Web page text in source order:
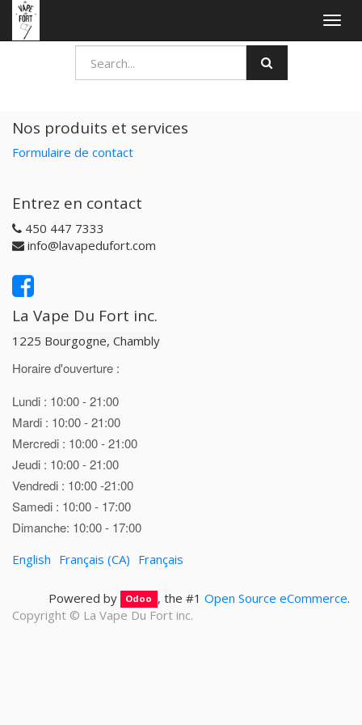
Nos produits et services
Formulaire de contact
Entrez en contact
450 447 7333
info@lavapedufort.com
La Vape Du Fort inc.
1225 Bourgogne, Chambly
Horaire d'ouverture :
Lundi : 10:00 - 21:00
Mardi : 10:00 - 21:00
Mercredi : 10:00 - 21:00
Jeudi : 10:00 - 21:00
Vendredi : 10:00 -21:00
Samedi : 10:00 - 17:00
Dimanche: 10:00 - 17:00
English Français (CA) Français
Powered by Odoo , the #1 Open Source eCommerce.
Copyright © La Vape Du Fort inc.